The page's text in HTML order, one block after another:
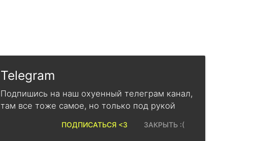
Telegram
Подпишись на наш охуенный телеграм канал,
там все тоже самое, но только под рукой
ЗАКРЫТЬ :(
ПОДПИСАТЬСЯ <3